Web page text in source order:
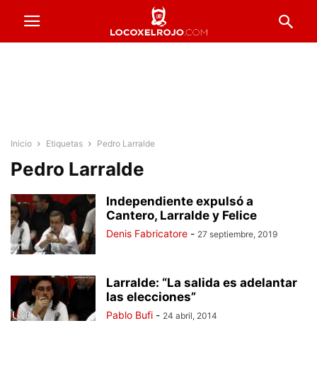
Inicio Etiquetas Pedro Larralde
Pedro Larralde
Independiente expulsó a
Cantero, Larralde y Felice
Denis Fabricatore - 27 septiembre, 2019
Larralde: “La salida es adelantar
las elecciones”
Pablo Bufi - 24 abril, 2014